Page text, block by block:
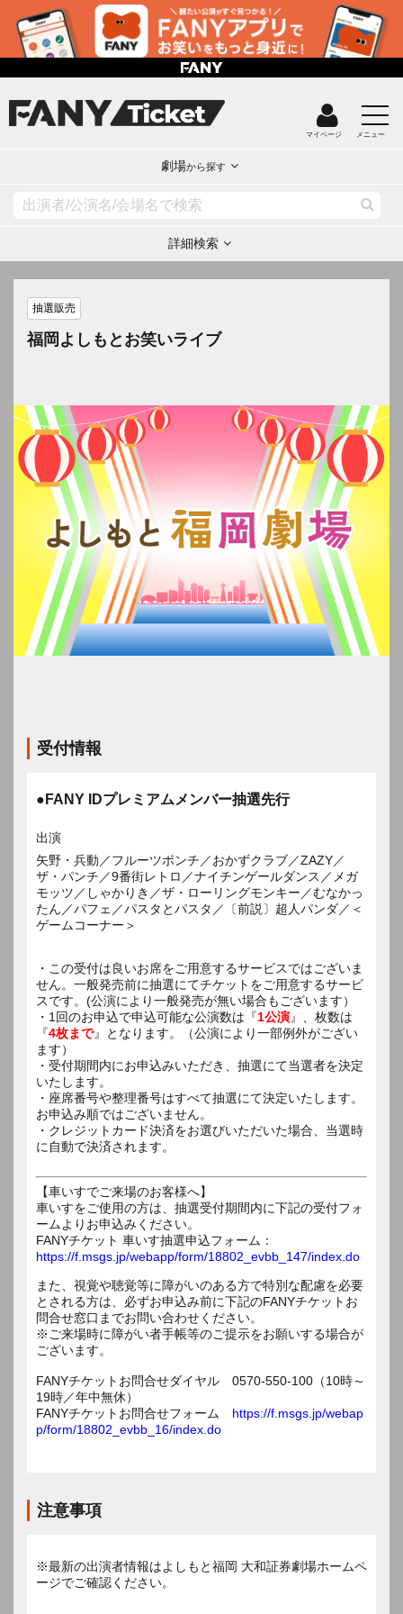
マイページ メニュー
劇場から探す
詳細検索
抽選販売
福岡よしもとお笑いライブ
受付情報
●FANY IDプレミアムメンバー抽選先行
出演
矢野・兵動／フルーツポンチ／おかずクラブ／ZAZY／
ザ・パンチ／9番街レトロ／ナイチンゲールダンス／メガ
モッツ／しゃかりき／ザ・ローリングモンキー／むなかっ
たん／パフェ／パスタとパスタ／〔前説〕超人パンダ／＜
ゲームコーナー＞
・この受付は良いお席をご用意するサービスではございま
せん。一般発売前に抽選にてチケットをご用意するサービ
スです。(公演により一般発売が無い場合もございます）
・1回のお申込で申込可能な公演数は『1公演』、枚数は
『4枚まで』となります。（公演により一部例外がござい
ます）
・受付期間内にお申込みいただき、抽選にて当選者を決定
いたします。
・座席番号や整理番号はすべて抽選にて決定いたします。
お申込み順ではございません。
・クレジットカード決済をお選びいただいた場合、当選時
に自動で決済されます。
【車いすでご来場のお客様へ】
車いすをご使用の方は、抽選受付期間内に下記の受付フォ
ームよりお申込みください。
FANYチケット 車いす抽選申込フォーム：
https://f.msgs.jp/webapp/form/18802_evbb_147/index.do
また、視覚や聴覚等に障がいのある方で特別な配慮を必要
とされる方は、必ずお申込み前に下記のFANYチケットお
問合せ窓口までお問い合わせください。
※ご来場時に障がい者手帳等のご提示をお願いする場合が
ございます。
FANYチケットお問合せダイヤル 0570-550-100（10時～
19時／年中無休）
FANYチケットお問合せフォーム https://f.msgs.jp/webap
p/form/18802_evbb_16/index.do
注意事項
※最新の出演者情報はよしもと福岡 大和証券劇場ホームペ
ージでご確認ください。